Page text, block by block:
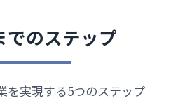
でのステップ
を実現する5つのステップ